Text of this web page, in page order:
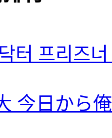
터 프리즈
今日から